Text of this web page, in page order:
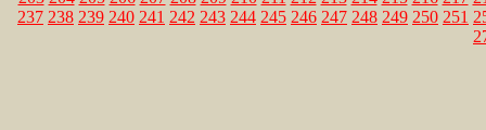
237 238 239 240 241 242 243 244 245 246 247 248 249 250 251